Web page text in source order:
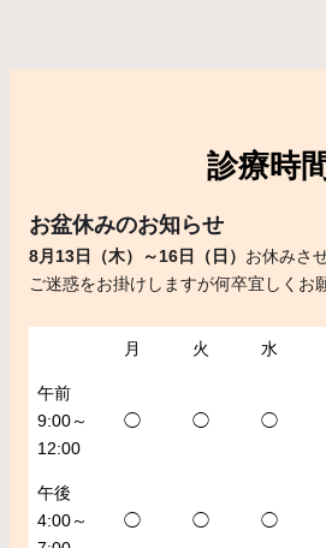
診療時
お盆休みのお知らせ
8月13日（木）～16日（日） お休みさ
ご迷惑をお掛けしますが何卒宜しくお
月 火 水
午前
9:00～
12:00
◯ ◯ ◯
午後
4:00～
◯ ◯ ◯